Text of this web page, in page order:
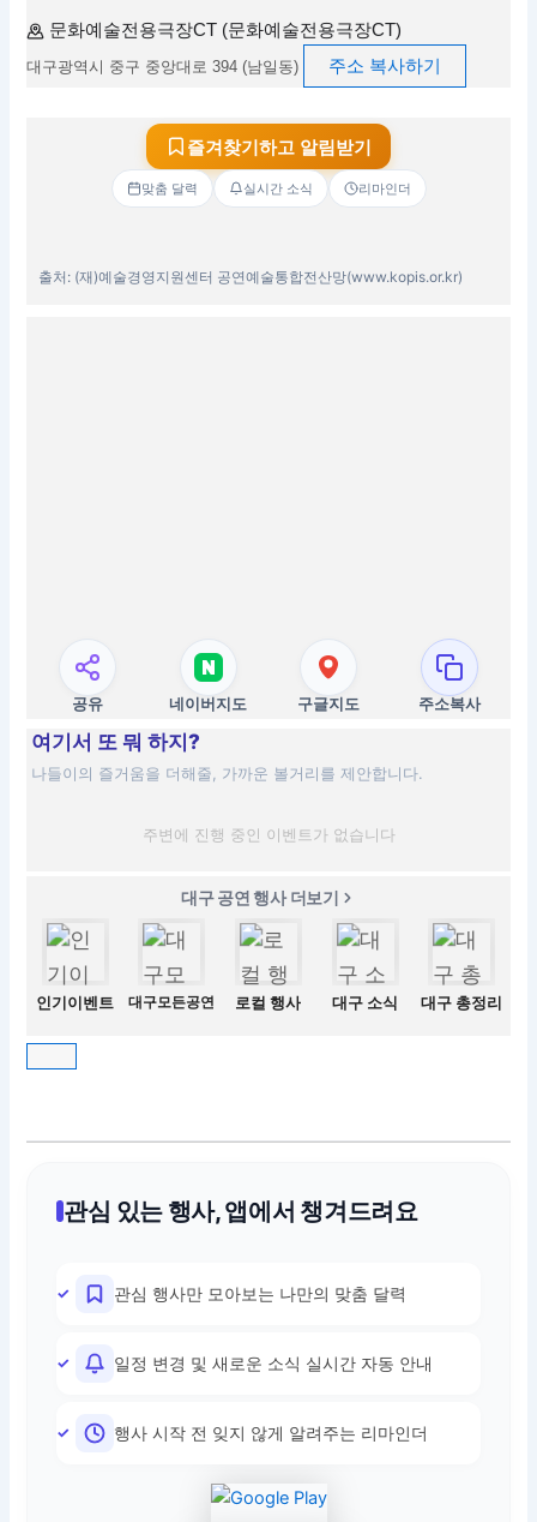
문화예술전용극장CT (문화예술전용극장CT)
대구광역시 중구 중앙대로 394 (남일동) 주소 복사하기
즐겨찾기하고 알림받기
맞춤 달력 실시간 소식 리마인더
출처: (재)예술경영지원센터 공연예술통합전산망(www.kopis.or.kr)
공유 네이버지도 구글지도 주소복사
여기서 또 뭐 하지?
나들이의 즐거움을 더해줄, 가까운 볼거리를 제안합니다.
주변에 진행 중인 이벤트가 없습니다
대구 공연 행사 더보기
인기이벤트 대구모든공연 로컬 행사 대구 소식 대구 총정리
관심 있는 행사, 앱에서 챙겨드려요
관심 행사만 모아보는 나만의 맞춤 달력
일정 변경 및 새로운 소식 실시간 자동 안내
행사 시작 전 잊지 않게 알려주는 리마인더